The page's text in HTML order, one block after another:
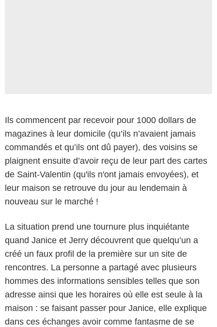
Ils commencent par recevoir pour 1000 dollars de
magazines à leur domicile (qu’ils n’avaient jamais
commandés et qu’ils ont dû payer), des voisins se
plaignent ensuite d’avoir reçu de leur part des cartes
de Saint-Valentin (qu'ils n'ont jamais envoyées), et
leur maison se retrouve du jour au lendemain à
nouveau sur le marché !
La situation prend une tournure plus inquiétante
quand Janice et Jerry découvrent que quelqu’un a
créé un faux profil de la première sur un site de
rencontres. La personne a partagé avec plusieurs
hommes des informations sensibles telles que son
adresse ainsi que les horaires où elle est seule à la
maison : se faisant passer pour Janice, elle explique
dans ces échanges avoir comme fantasme de se